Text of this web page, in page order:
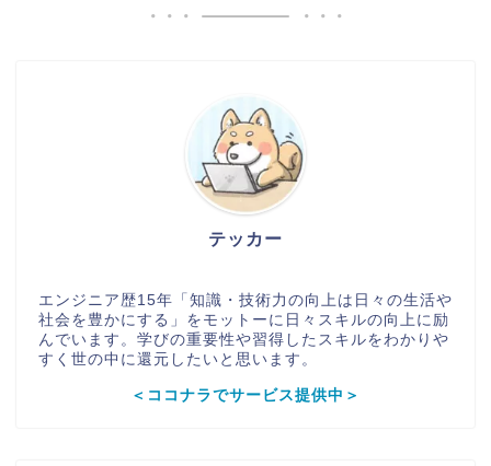
テッカー
エンジニア歴15年「知識・技術力の向上は日々の生活や
社会を豊かにする」をモットーに日々スキルの向上に励
んでいます。学びの重要性や習得したスキルをわかりや
すく世の中に還元したいと思います。
＜ココナラでサービス提供中＞